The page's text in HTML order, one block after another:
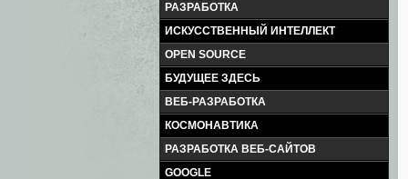
РАЗРАБОТКА
ИСКУССТВЕННЫЙ ИНТЕЛЛЕКТ
OPEN SOURCE
БУДУЩЕЕ ЗДЕСЬ
ВЕБ-РАЗРАБОТКА
КОСМОНАВТИКА
РАЗРАБОТКА ВЕБ-САЙТОВ
GOOGLE